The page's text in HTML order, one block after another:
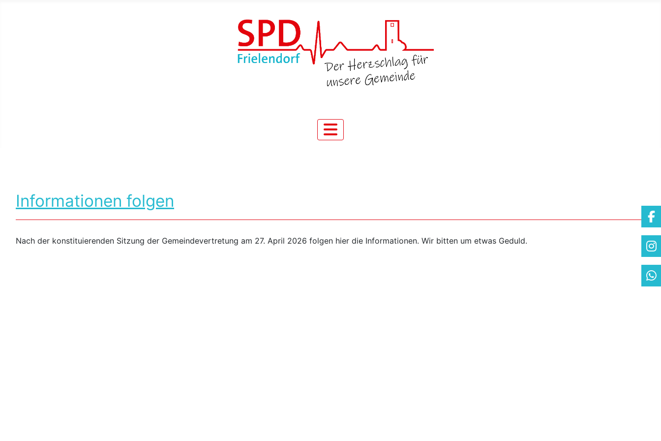
Informationen folgen
Nach der konstituierenden Sitzung der Gemeindevertretung am 27. April 2026 folgen hier die Informationen. Wir bitten um etwas Geduld.